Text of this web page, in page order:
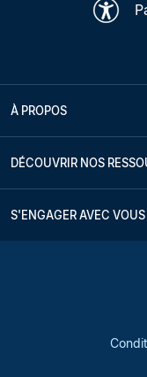
À PROPOS
DÉCOUVRIR NOS
S'ENGAGER AVEC VOUS